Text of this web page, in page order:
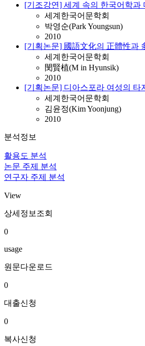
[기조강연] 세계 속의 한국어학과
세계한국어문학회
박영순(Park Youngsun)
2010
[기획논문] 國語文化의 正體性과
세계한국어문학회
閔賢植(M in Hyunsik)
2010
[기획논문] 디아스포라 여성의 타
세계한국어문학회
김윤정(Kim Yoonjung)
2010
분석정보
활용도 분석
논문 주제 분석
연구자 주제 분석
View
상세정보조회
0
usage
원문다운로드
0
대출신청
0
복사신청